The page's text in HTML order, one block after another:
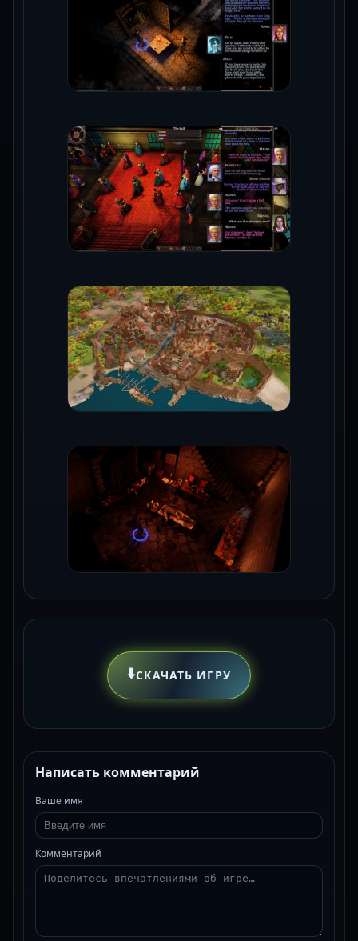
⬇️СКАЧАТЬ ИГРУ
Написать комментарий
Ваше имя
Комментарий